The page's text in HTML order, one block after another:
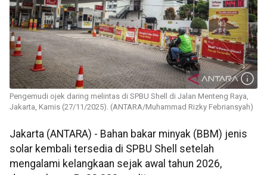
Pengemudi ojek daring melintas di SPBU Shell di Jalan Menteng Raya,
Jakarta, Kamis (27/11/2025). (ANTARA/Muhammad Rizky Febriansyah)
Jakarta (ANTARA) - Bahan bakar minyak (BBM) jenis
solar kembali tersedia di SPBU Shell setelah
mengalami kelangkaan sejak awal tahun 2026,